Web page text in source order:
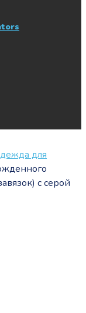
для
с серой